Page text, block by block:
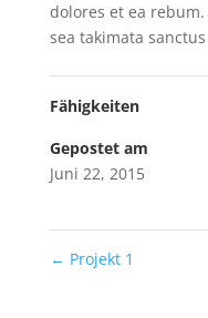
dolores et ea
sea takimata
Fähigkeiten
Gepostet am
Juni 22, 2015
← Projekt 1